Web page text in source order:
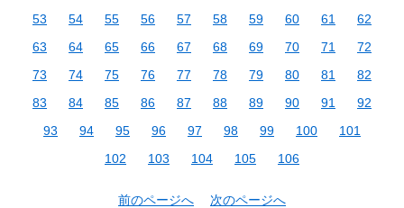
53
54 55 56 57 58 59 60 61
62
63
64 65 66 67 68 69 70 71
72
73
74 75 76 77 78 79 80 81
82
83
84 85 86 87 88 89 90 91
92
93
94 95 96 97 98 99 100
101
102
103 104 105 106
前のページへ 次のページへ